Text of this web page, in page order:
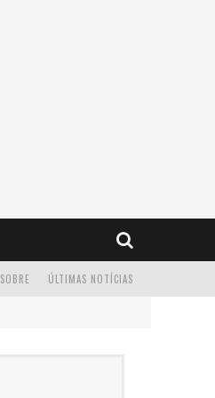
ÚLTIMAS NOTÍCIAS
SOBRE